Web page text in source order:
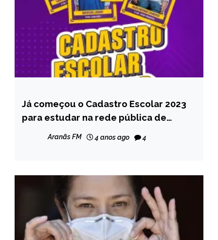
CAPELINHA
MINAS
Já começou o Cadastro Escolar 2023
para estudar na rede pública de
Aranãs FM 4 anos ago 4